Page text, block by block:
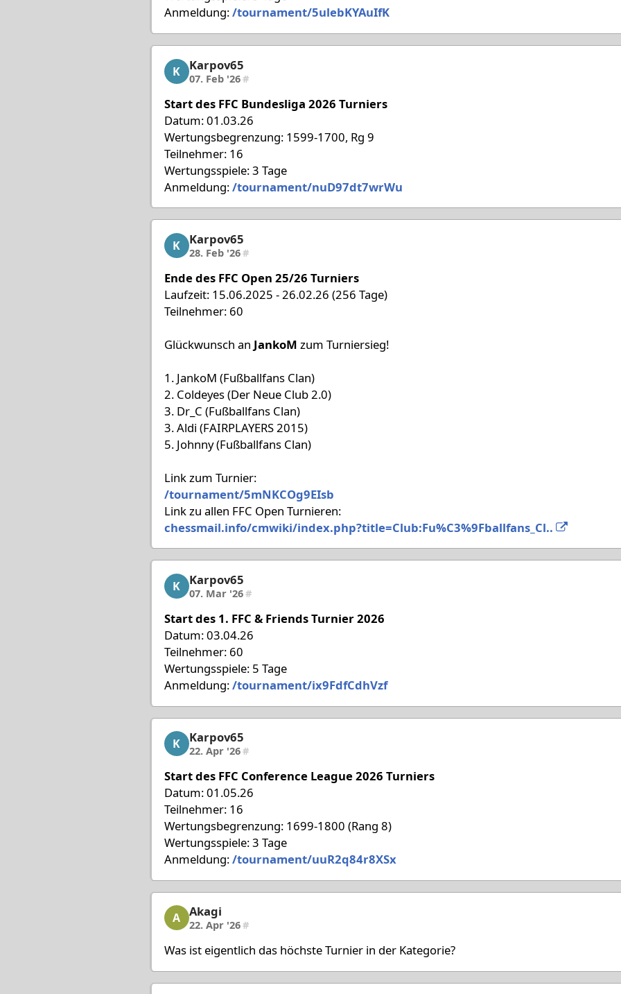
Anmeldung:/tournament/5ulebKYAuIfK
Karpov65, 6/18, 07. Feb '26
K Karpov65
07. Feb '26#
Start des FFC Bundesliga 2026 Turniers
Datum: 01.03.26
Wertungsbegrenzung: 1599-1700, Rg 9
Teilnehmer: 16
Wertungsspiele: 3 Tage
Anmeldung:/tournament/nuD97dt7wrWu
Karpov65, 7/18, 28. Feb '26
K Karpov65
28. Feb '26#
Ende des FFC Open 25/26 Turniers
Laufzeit: 15.06.2025 - 26.02.26 (256 Tage)
Teilnehmer: 60
Glückwunsch an JankoM zum Turniersieg!
1. JankoM (Fußballfans Clan)
2. Coldeyes (Der Neue Club 2.0)
3. Dr_C (Fußballfans Clan)
3. Aldi (FAIRPLAYERS 2015)
5. Johnny (Fußballfans Clan)
Link zum Turnier:
/tournament/5mNKCOg9EIsb
Link zu allen FFC Open Turnieren:
chessmail.info/cmwiki/index.php?title=Club:Fu%C3%9Fballfans_Cl..
Karpov65, 8/18, 07. Mar '26
K Karpov65
07. Mar '26#
Start des 1. FFC & Friends Turnier 2026
Datum: 03.04.26
Teilnehmer: 60
Wertungsspiele: 5 Tage
Anmeldung:/tournament/ix9FdfCdhVzf
Karpov65, 9/18, 22. Apr '26
K Karpov65
22. Apr '26#
Start des FFC Conference League 2026 Turniers
Datum: 01.05.26
Teilnehmer: 16
Wertungsbegrenzung: 1699-1800 (Rang 8)
Wertungsspiele: 3 Tage
Anmeldung:/tournament/uuR2q84r8XSx
Akagi, 10/18, 22. Apr '26
A Akagi
22. Apr '26#
Was ist eigentlich das höchste Turnier in der Kategorie?